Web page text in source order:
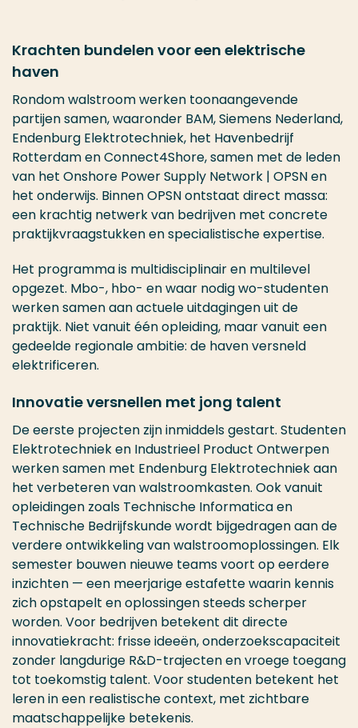
Krachten bundelen voor een elektrische
haven
Rondom walstroom werken toonaangevende
partijen samen, waaronder BAM, Siemens Nederland,
Endenburg Elektrotechniek, het Havenbedrijf
Rotterdam en Connect4Shore, samen met de leden
van het Onshore Power Supply Network | OPSN en
het onderwijs. Binnen OPSN ontstaat direct massa:
een krachtig netwerk van bedrijven met concrete
praktijkvraagstukken en specialistische expertise.
Het programma is multidisciplinair en multilevel
opgezet. Mbo-, hbo- en waar nodig wo-studenten
werken samen aan actuele uitdagingen uit de
praktijk. Niet vanuit één opleiding, maar vanuit een
gedeelde regionale ambitie: de haven versneld
elektrificeren.
Innovatie versnellen met jong talent
De eerste projecten zijn inmiddels gestart. Studenten
Elektrotechniek en Industrieel Product Ontwerpen
werken samen met Endenburg Elektrotechniek aan
het verbeteren van walstroomkasten. Ook vanuit
opleidingen zoals Technische Informatica en
Technische Bedrijfskunde wordt bijgedragen aan de
verdere ontwikkeling van walstroomoplossingen. Elk
semester bouwen nieuwe teams voort op eerdere
inzichten — een meerjarige estafette waarin kennis
zich opstapelt en oplossingen steeds scherper
worden. Voor bedrijven betekent dit directe
innovatiekracht: frisse ideeën, onderzoekscapaciteit
zonder langdurige R&D-trajecten en vroege toegang
tot toekomstig talent. Voor studenten betekent het
leren in een realistische context, met zichtbare
maatschappelijke betekenis.